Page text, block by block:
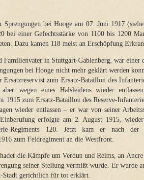
bei Hooge am 07. Juni 1917 (siehe
bei einer Gefechtsstärke von 1100 bis 1200
Dazu kamen 118 meist an Erschöpfung
in Stuttgart-Gablenberg, war einer
bei Hooge nicht mehr geklärt werden
Ersatzreservist zum Ersatz-Bataillon des
wegen eines Halsleidens wieder
1915 zum Ersatz-Bataillon des Reserve-
wieder entlassen – er war von seiner
erfolgte am 2. August 1915,
Regiments 120. Jetzt kam er nach der
zum Feldregiment an die Westfront.
die Kämpfe um Verdun und Reims, an
seiner Stellung vermißt wurde. Er wurde
Stadt gerichtlich für tot erklärt.